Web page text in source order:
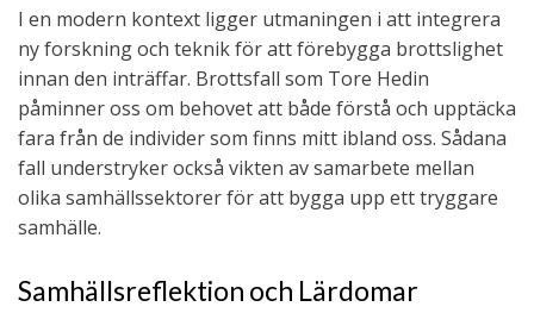
I en modern kontext ligger utmaningen i att integrera
ny forskning och teknik för att förebygga brottslighet
innan den inträffar. Brottsfall som Tore Hedin
påminner oss om behovet att både förstå och upptäcka
fara från de individer som finns mitt ibland oss. Sådana
fall understryker också vikten av samarbete mellan
olika samhällssektorer för att bygga upp ett tryggare
samhälle.
Samhällsreflektion och Lärdomar